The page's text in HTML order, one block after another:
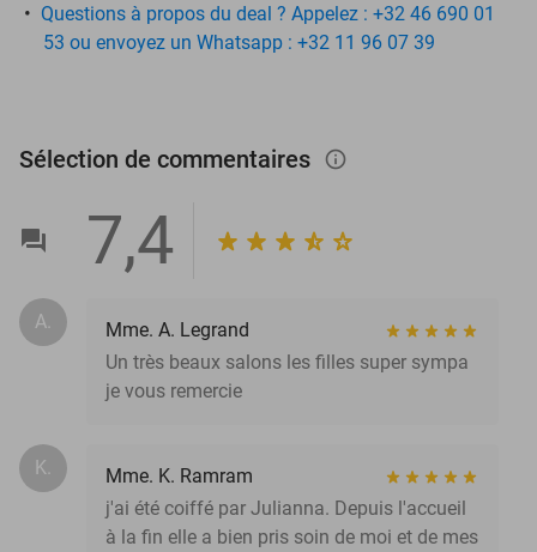
Questions à propos du deal ? Appelez : +32 46 690 01
53 ou envoyez un Whatsapp : +32 11 96 07 39
Sélection de commentaires info_outlined
7,4
A.
Mme. A. Legrand
Un très beaux salons les filles super sympa
je vous remercie
K.
Mme. K. Ramram
j'ai été coiffé par Julianna. Depuis l'accueil
à la fin elle a bien pris soin de moi et de mes